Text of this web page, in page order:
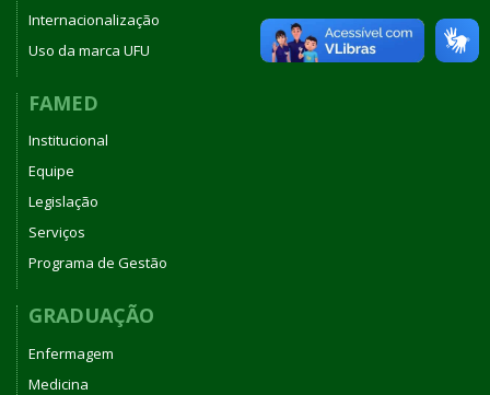
Internacionalização
Uso da marca UFU
FAMED
Institucional
Equipe
Legislação
Serviços
Programa de Gestão
GRADUAÇÃO
Enfermagem
Medicina